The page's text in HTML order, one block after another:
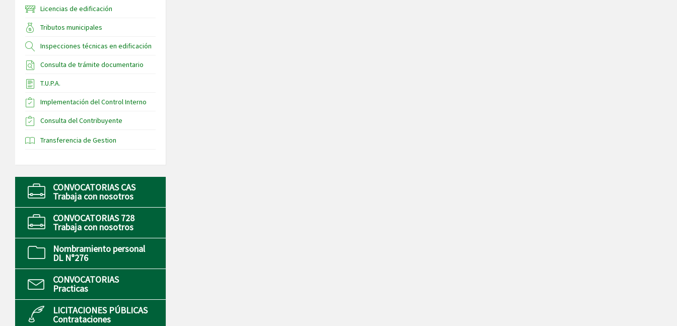
Licencias de edificación
Tributos municipales
Inspecciones técnicas en edificación
Consulta de trámite documentario
T.U.P.A.
Implementación del Control Interno
Consulta del Contribuyente
Transferencia de Gestion
CONVOCATORIAS CAS
Trabaja con nosotros
CONVOCATORIAS 728
Trabaja con nosotros
Nombramiento personal
DL N°276
CONVOCATORIAS
Practicas
LICITACIONES PÚBLICAS
Contrataciones